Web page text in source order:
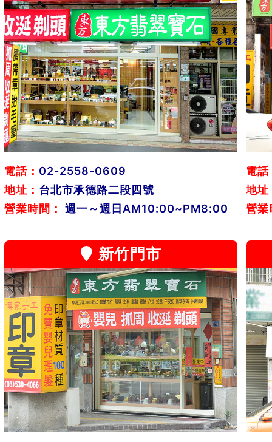
電話： 02-2558-0609
地址： 台北市承德路二段四號
營業時間：
週一～週日AM10:00~PM8:00
電話
地址
營業
新竹門市